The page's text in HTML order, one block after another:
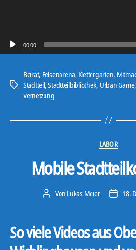
00:00
Schlagwörter
Beirat, Felsenarena, Klettergarten,
Stadtteil,Stadtteilbibliothek, Urban Game,
Vernetzung
LABOR
Mobile
Beitragsautor
Von Lukas Meier 18.
So viele Videos aus